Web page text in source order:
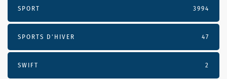
SPORT 3994
SPORTS D'HIVER 47
SWIFT 2